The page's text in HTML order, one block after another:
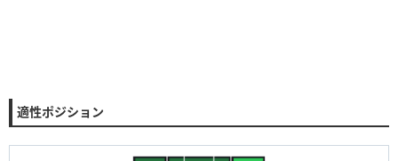
適性ポジション